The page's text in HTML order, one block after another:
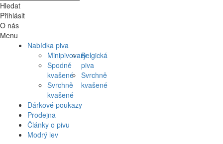
Hledat
Přihlásit
O nás
Menu
Nabídka piva
Minipivovary
Spodně
kvašené
Svrchně
kvašené
Belgická
piva
Svrchně
kvašené
Dárkové poukazy
Prodejna
Články o pivu
Modrý lev